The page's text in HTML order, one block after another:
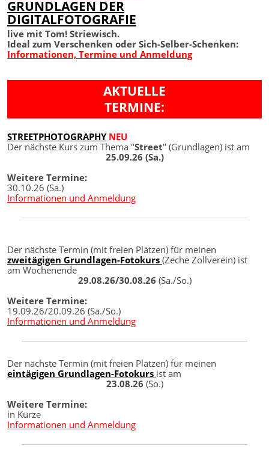
GRUNDLAGEN DER
DIGITALFOTOGRAFIE
live mit Tom! Striewisch.
Ideal zum Verschenken oder Sich-Selber-Schenken:
Informationen, Termine und Anmeldung
AKTUELLE
TERMINE:
STREETPHOTOGRAPHY NEU
Der nächste Kurs zum Thema "Street" (Grundlagen) ist am
25.09.26 (Sa.)
Weitere Termine:
30.10.26 (Sa.)
Informationen und Anmeldung
Der nächste Termin (mit freien Plätzen) für meinen
zweitägigen Grundlagen-Fotokurs (Zeche Zollverein) ist
am Wochenende
29.08.26/30.08.26 (Sa./So.)
Weitere Termine:
19.09.26/20.09.26 (Sa./So.)
Informationen und Anmeldung
Der nächste Termin (mit freien Plätzen) für meinen
eintägigen Grundlagen-Fotokurs ist am
23.08.26 (So.)
Weitere Termine:
in Kürze
Informationen und Anmeldung